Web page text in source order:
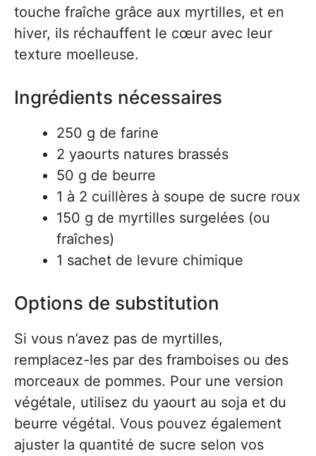
touche fraîche grâce aux myrtilles, et en
hiver, ils réchauffent le cœur avec leur
texture moelleuse.
Ingrédients nécessaires
250 g de farine
2 yaourts natures brassés
50 g de beurre
1 à 2 cuillères à soupe de sucre roux
150 g de myrtilles surgelées (ou
fraîches)
1 sachet de levure chimique
Options de substitution
Si vous n’avez pas de myrtilles,
remplacez-les par des framboises ou des
morceaux de pommes. Pour une version
végétale, utilisez du yaourt au soja et du
beurre végétal. Vous pouvez également
ajuster la quantité de sucre selon vos